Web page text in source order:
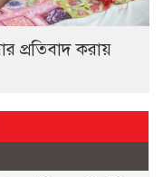
প্রতিবাদ করায়